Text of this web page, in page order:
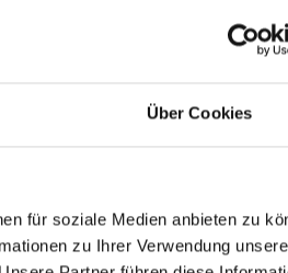
Über Cookies
für soziale Medien anbieten zu
zu Ihrer Verwendung
1114011 zu ersetzen, wenn Sie
100RS, R 100RT, R 100CS